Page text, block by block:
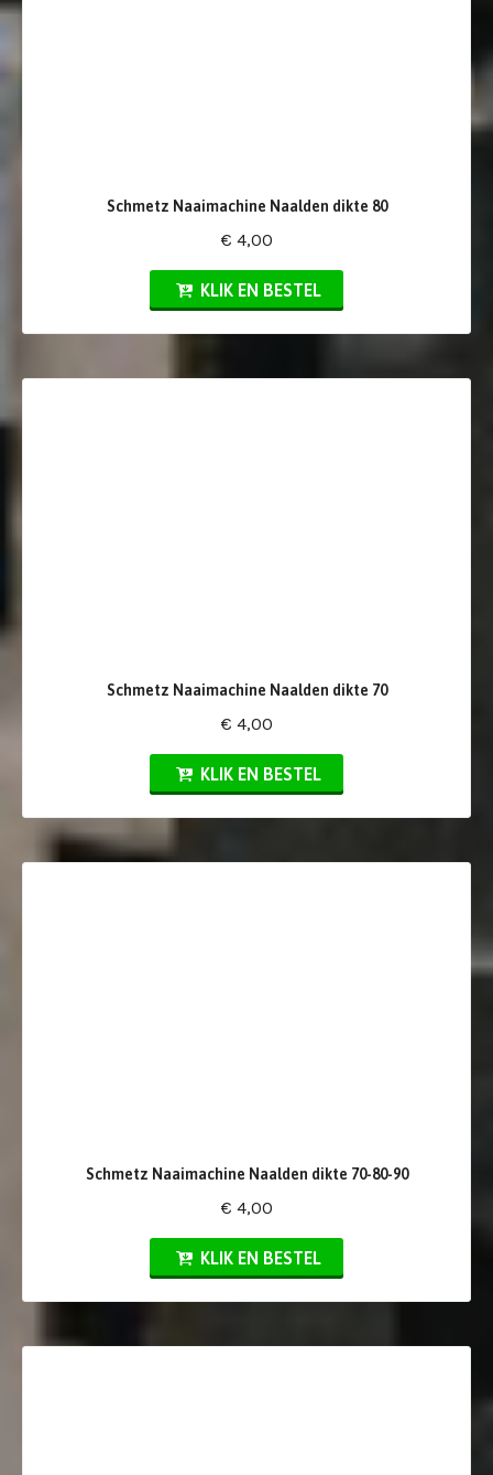
Schmetz Naaimachine Naalden dikte 80
€ 4,00
KLIK EN BESTEL
Schmetz Naaimachine Naalden dikte 70
€ 4,00
KLIK EN BESTEL
Schmetz Naaimachine Naalden dikte 70-80-90
€ 4,00
KLIK EN BESTEL